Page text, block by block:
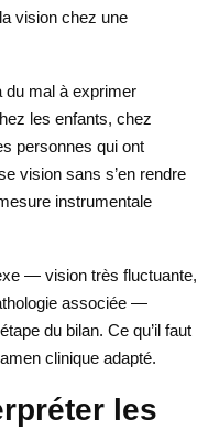
vision chez une
du mal à exprimer
les enfants, chez
personnes qui ont
vision sans s’en rendre
instrumentale
— vision très fluctuante,
associée —
du bilan. Ce qu’il faut
clinique adapté.
les